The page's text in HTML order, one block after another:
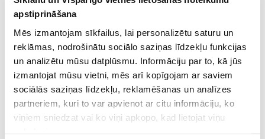
apstiprināšana
Mēs izmantojam sīkfailus, lai personalizētu saturu un
reklāmas, nodrošinātu sociālo saziņas līdzekļu funkcijas
un analizētu mūsu datplūsmu. Informāciju par to, kā jūs
izmantojat mūsu vietni, mēs arī kopīgojam ar saviem
sociālās saziņas līdzekļu, reklamēšanas un analīzes
partneriem, kuri to var apvienot ar citu informāciju, ko
viņiem sniedzat vai ko viņi apkopo, kad lietojat viņu